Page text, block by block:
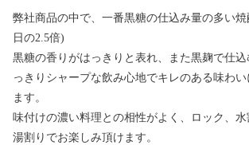
弊社商品の中で、一番黒糖の仕込み量の多い
日の2.5倍)
黒糖の香りがはっきりと表れ、また黒麹で仕
っきりシャープな飲み心地でキレのある味わ
ます。
味付けの濃い料理との相性がよく、ロック、
湯割りでお楽しみ頂けます。